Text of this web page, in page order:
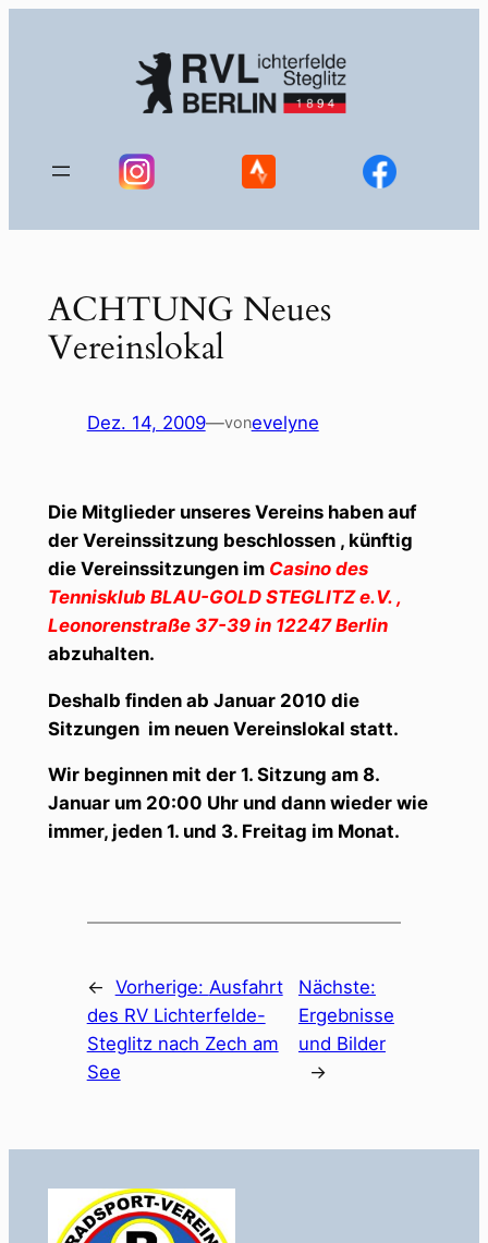
ACHTUNG Neues
Vereinslokal
Dez. 14, 2009—vonevelyne
Die Mitglieder unseres Vereins haben auf
der Vereinssitzung beschlossen , künftig
die Vereinssitzungen im Casino des
Tennisklub BLAU-GOLD STEGLITZ e.V. ,
Leonorenstraße 37-39 in 12247 Berlin
abzuhalten.
Deshalb finden ab Januar 2010 die
Sitzungen im neuen Vereinslokal statt.
Wir beginnen mit der 1. Sitzung am 8.
Januar um 20:00 Uhr und dann wieder wie
immer, jeden 1. und 3. Freitag im Monat.
← Vorherige: Ausfahrt
des RV Lichterfelde-
Steglitz nach Zech am
See
Nächste:
Ergebnisse
und Bilder
→